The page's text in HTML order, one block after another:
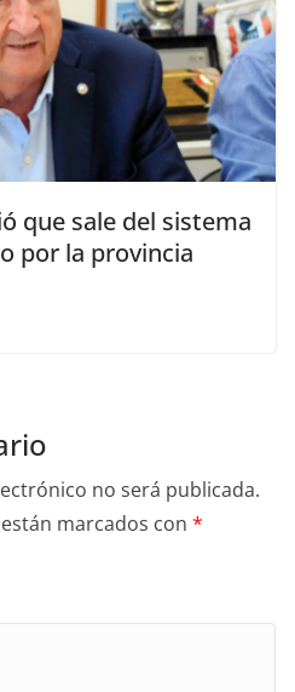
que sale del sistema
por la provincia
no será publicada.
marcados con *